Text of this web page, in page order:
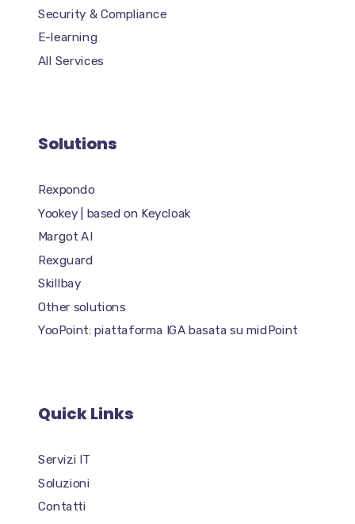
Security & Compliance
E-learning
All Services
Solutions
Rexpondo
Yookey | based on Keycloak
Margot AI
Rexguard
Skillbay
Other solutions
YooPoint: piattaforma IGA basata su midPoint
Quick Links
Servizi IT
Soluzioni
Contatti